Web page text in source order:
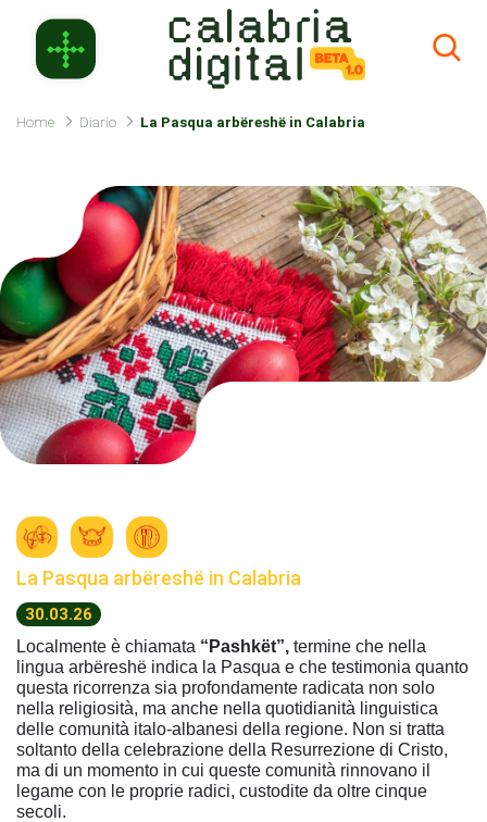
Home Diario La Pasqua arbëreshë in Calabria
La Pasqua arbëreshë in Calabria
30.03.26
Localmente è chiamata “Pashkët”, termine che nella
lingua arbëreshë indica la Pasqua e che testimonia quanto
questa ricorrenza sia profondamente radicata non solo
nella religiosità, ma anche nella quotidianità linguistica
delle comunità italo-albanesi della regione. Non si tratta
soltanto della celebrazione della Resurrezione di Cristo,
ma di un momento in cui queste comunità rinnovano il
legame con le proprie radici, custodite da oltre cinque
secoli.